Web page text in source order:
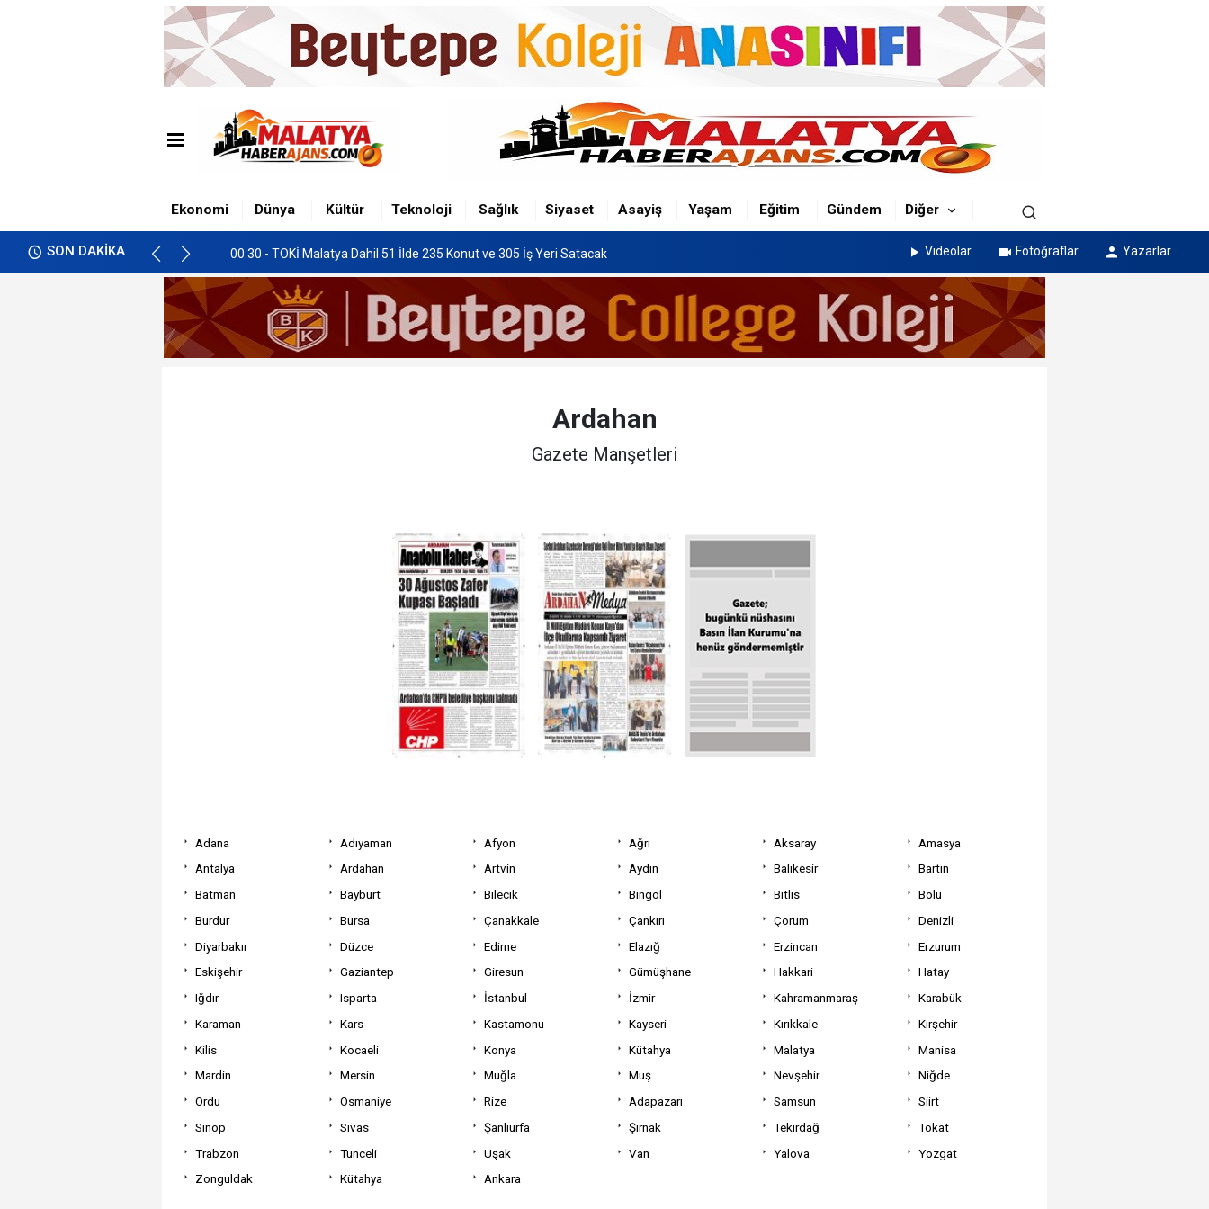
Ekonomi Dünya Kültür Teknoloji Sağlık Siyaset Asayiş Yaşam Eğitim Gündem Diğer
SON DAKİKA
00:05 - Darende’nin Yüksek Kesimlerinde Kayısı Hasadı Başladı
01:04 - 2026 (LGS) Liselere Geçiş Sistemi Tercih Sonuçları Açıklandı
00:30 - TOKİ Malatya Dahil 51 İlde 235 Konut ve 305 İş Yeri Satacak
00:15 - Arapgir’den Ortak Çağrı: “Sesimize Kulak Verilsin, Yolumuz Yapılsın”
00:05 - Darende’nin Yüksek Kesimlerinde Kayısı Hasadı Başladı
01:18 - Çözüm Süreci Kanunu'nun 12 Maddelik Tam Metni TBMM'ye Sunuldu
Videolar Fotoğraflar Yazarlar
Ardahan
Gazete Manşetleri
Adana Adıyaman Afyon Ağrı Aksaray
Amasya
Antalya
Ardahan Artvin Aydın Balıkesir
Bartın
Batman
Bayburt Bilecik Bingöl Bitlis
Bolu
Burdur
Bursa Çanakkale Çankırı Çorum
Denizli
Diyarbakır
Düzce Edirne Elazığ Erzincan
Erzurum
Eskişehir
Gaziantep Giresun Gümüşhane Hakkari
Hatay
Iğdır
Isparta İstanbul İzmir Kahramanmaraş
Karabük
Karaman
Kars Kastamonu Kayseri Kırıkkale
Kırşehir
Kilis
Kocaeli Konya Kütahya Malatya
Manisa
Mardin
Mersin Muğla Muş Nevşehir
Niğde
Ordu
Osmaniye Rize Adapazarı Samsun
Siirt
Sinop
Sivas Şanlıurfa Şırnak Tekirdağ
Tokat
Trabzon
Tunceli Uşak Van Yalova
Yozgat
Zonguldak
Kütahya Ankara